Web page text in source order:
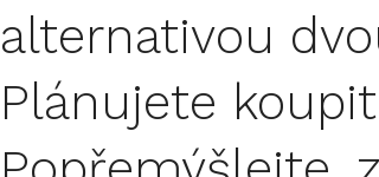
alternativou
Plánujete